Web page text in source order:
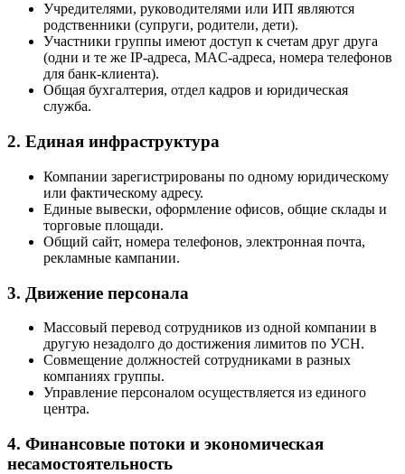
Учредителями, руководителями или ИП являются
родственники (супруги, родители, дети).
Участники группы имеют доступ к счетам друг друга
(одни и те же IP-адреса, MAC-адреса, номера телефонов
для банк-клиента).
Общая бухгалтерия, отдел кадров и юридическая
служба.
2. Единая инфраструктура
Компании зарегистрированы по одному юридическому
или фактическому адресу.
Единые вывески, оформление офисов, общие склады и
торговые площади.
Общий сайт, номера телефонов, электронная почта,
рекламные кампании.
3. Движение персонала
Массовый перевод сотрудников из одной компании в
другую незадолго до достижения лимитов по УСН.
Совмещение должностей сотрудниками в разных
компаниях группы.
Управление персоналом осуществляется из единого
центра.
4. Финансовые потоки и экономическая
несамостоятельность